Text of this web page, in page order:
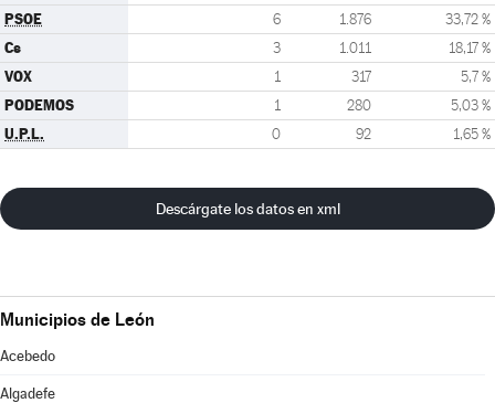
PSOE 6 1.876 33,72 %
Cs 3 1.011 18,17 %
VOX 1 317 5,7 %
PODEMOS 1 280 5,03 %
U.P.L. 0 92 1,65 %
Descárgate los datos en xml
Municipios de León
Acebedo
Algadefe